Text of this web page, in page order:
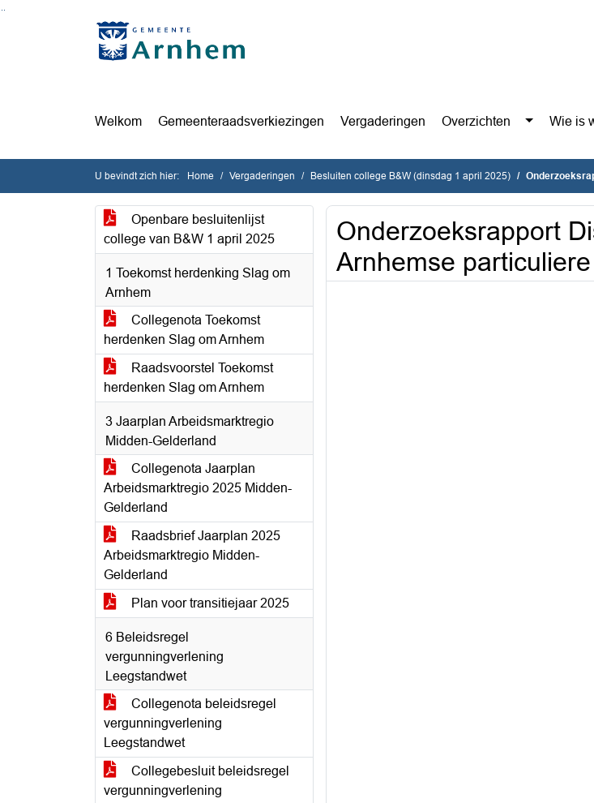
Ga naar de inhoud van deze pagina
Ga naar het zoeken
Ga naar het menu
Welkom Gemeenteraadsverkiezingen Vergaderingen Overzichten Wie is
U bevindt zich hier: Home Vergaderingen Besluiten college B&W (dinsdag 1 april 2025) Onderzoeksrapport
Openbare besluitenlijst
college van B&W 1 april 2025
1 Toekomst herdenking Slag om
Arnhem
Collegenota Toekomst
herdenken Slag om Arnhem
Raadsvoorstel Toekomst
herdenken Slag om Arnhem
3 Jaarplan Arbeidsmarktregio
Midden-Gelderland
Collegenota Jaarplan
Arbeidsmarktregio 2025 Midden-
Gelderland
Raadsbrief Jaarplan 2025
Arbeidsmarktregio Midden-
Gelderland
Plan voor transitiejaar 2025
6 Beleidsregel
vergunningverlening
Leegstandwet
Collegenota beleidsregel
vergunningverlening
Leegstandwet
Collegebesluit beleidsregel
vergunningverlening
Onderzoeksrapport
Arnhemse